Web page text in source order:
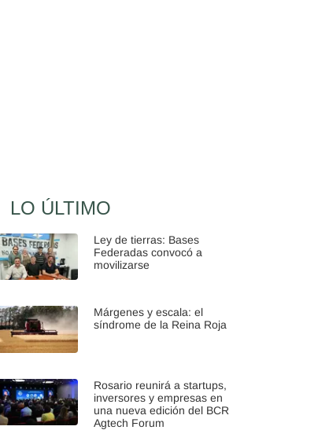
LO ÚLTIMO
Ley de tierras: Bases
Federadas convocó a
movilizarse
Márgenes y escala: el
síndrome de la Reina Roja
Rosario reunirá a startups,
inversores y empresas en
una nueva edición del BCR
Agtech Forum